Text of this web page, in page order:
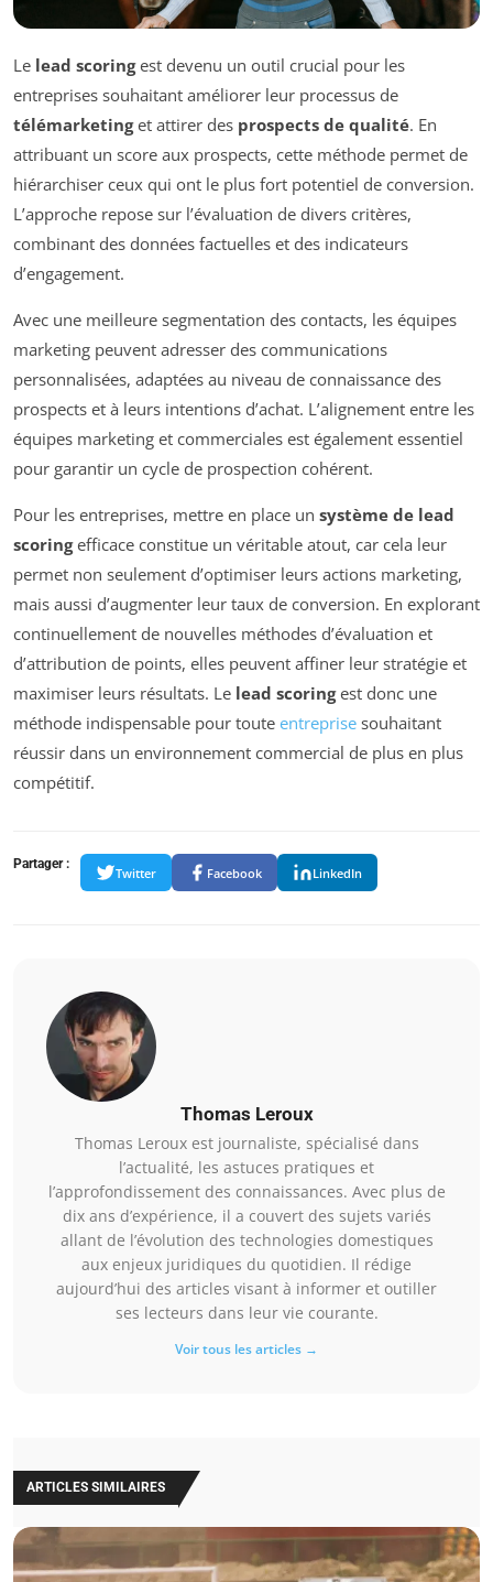
Le lead scoringest devenu un outil crucial pour les
entreprises souhaitant améliorer leur processus de
télémarketinget attirer des prospects de qualité. En
attribuant un score aux prospects, cette méthode permet de
hiérarchiser ceux qui ont le plus fort potentiel de conversion.
L’approche repose sur l’évaluation de divers critères,
combinant des données factuelles et des indicateurs
d’engagement.
Avec une meilleure segmentation des contacts, les équipes
marketing peuvent adresser des communications
personnalisées, adaptées au niveau de connaissance des
prospects et à leurs intentions d’achat. L’alignement entre les
équipes marketing et commerciales est également essentiel
pour garantir un cycle de prospection cohérent.
Pour les entreprises, mettre en place un système de lead
scoringefficace constitue un véritable atout, car cela leur
permet non seulement d’optimiser leurs actions marketing,
mais aussi d’augmenter leur taux de conversion. En explorant
continuellement de nouvelles méthodes d’évaluation et
d’attribution de points, elles peuvent affiner leur stratégie et
maximiser leurs résultats. Le lead scoringest donc une
méthode indispensable pour toute entreprise souhaitant
réussir dans un environnement commercial de plus en plus
compétitif.
Partager :
Twitter Facebook LinkedIn
Thomas Leroux
Thomas Leroux est journaliste, spécialisé dans
l’actualité, les astuces pratiques et
l’approfondissement des connaissances. Avec plus de
dix ans d’expérience, il a couvert des sujets variés
allant de l’évolution des technologies domestiques
aux enjeux juridiques du quotidien. Il rédige
aujourd’hui des articles visant à informer et outiller
ses lecteurs dans leur vie courante.
Voir tous les articles →
ARTICLES SIMILAIRES